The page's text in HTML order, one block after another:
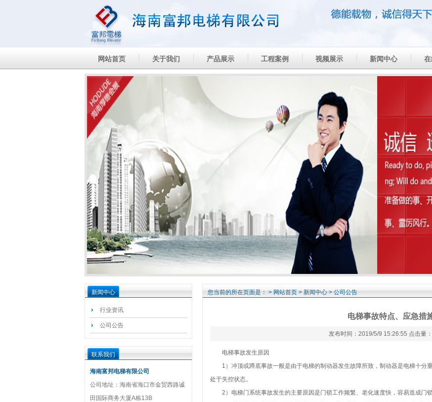
网站首页 关于我们 产品展示 工程案例 视频展示 新闻中心
新闻中心
行业资讯
公司公告
联系我们
海南富邦电梯有限公司
公司地址：海南省海口市金贸西路诚
田国际商务大厦A栋13B
您当前的所在页面是： > 网站首页 > 新闻中心 > 公司公告
电梯事故特点、应急措
发布时间：2019/5/9 15:26:55 点击量
电梯事故发生原因
1）冲顶或蹲底事故一般是由于电梯的制动器发生故障所致，制动器是电梯十分
处于失控状态。
2）电梯门系统事故发生的主要原因是门锁工作频繁、老化速度快，容易造成门